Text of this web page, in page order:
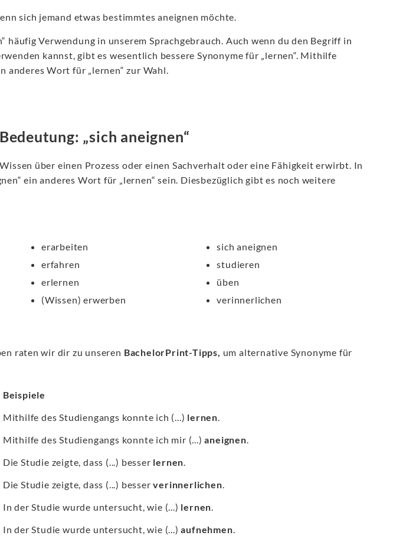
sich jemand etwas bestimmtes aneignen möchte.
häufig Verwendung in unserem Sprachgebrauch. Auch wenn du den Begriff in
kannst, gibt es wesentlich bessere Synonyme für „lernen“. Mithilfe
anderes Wort für „lernen“ zur Wahl.
„sich aneignen“
über einen Prozess oder einen Sachverhalt oder eine Fähigkeit erwirbt. In
ein anderes Wort für „lernen“ sein. Diesbezüglich gibt es noch weitere
erarbeiten
erfahren
erlernen
(Wissen) erwerben
sich aneignen
studieren
üben
verinnerlichen
raten wir dir zu unseren BachelorPrint-Tipps, um alternative Synonyme für
Beispiele
Mithilfe des Studiengangs konnte ich (...) lernen.
Mithilfe des Studiengangs konnte ich mir (...)aneignen.
Die Studie zeigte, dass (...) besser lernen.
Die Studie zeigte, dass (...) besserverinnerlichen.
In der Studie wurde untersucht, wie (...) lernen.
In der Studie wurde untersucht, wie (...)aufnehmen.